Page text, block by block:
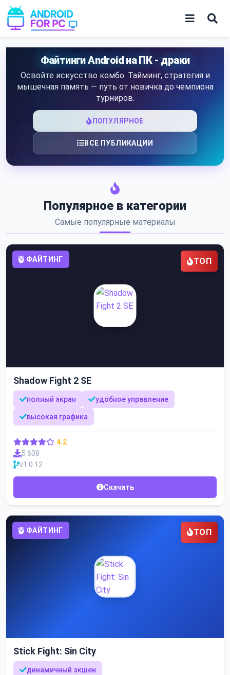
Skip
to
content
Игры
Приложения
Файтинги Android на ПК - драки
Освойте искусство комбо. Тайминг, стратегия и
мышечная память — путь от новичка до чемпиона
турниров.
ПОПУЛЯРНОЕ
ВСЕ ПУБЛИКАЦИИ
Популярное в категории
Самые популярные материалы
ФАЙТИНГ ТОП
Shadow Fight 2 SE
полный экран удобное управление
высокая графика
4.2
5 608
v1.0.12
Скачать
ФАЙТИНГ ТОП
Stick Fight: Sin City
динамичный экшен